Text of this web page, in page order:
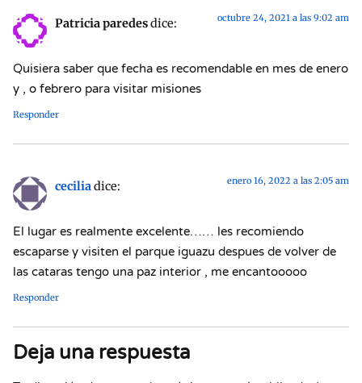
Patricia paredesdice: octubre 24, 2021 a las 9:02 am
Quisiera saber que fecha es recomendable en mes de enero
y , o febrero para visitar misiones
Responder
ceciliadice: enero 16, 2022 a las 2:05 am
El lugar es realmente excelente…… les recomiendo
escaparse y visiten el parque iguazu despues de volver de
las cataras tengo una paz interior , me encantooooo
Responder
Deja una respuesta